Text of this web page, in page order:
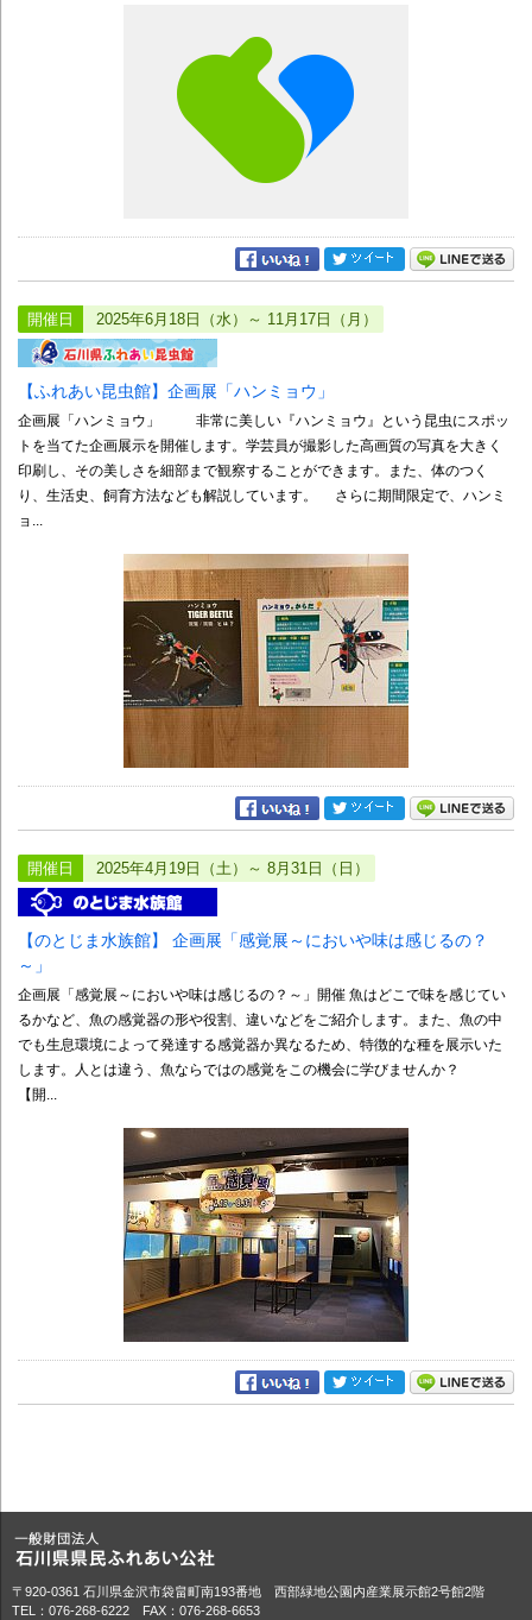
開催日 2025年6月18日（水）～ 11月17日（月）
【ふれあい昆虫館】企画展「ハンミョウ」
企画展「ハンミョウ」 非常に美しい『ハンミョウ』という昆虫にスポッ
トを当てた企画展示を開催します。学芸員が撮影した高画質の写真を大きく
印刷し、その美しさを細部まで観察することができます。また、体のつく
り、生活史、飼育方法なども解説しています。 さらに期間限定で、ハンミ
ョ...
開催日 2025年4月19日（土）～ 8月31日（日）
【のとじま水族館】 企画展「感覚展～においや味は感じるの？
～」
企画展「感覚展～においや味は感じるの？～」開催 魚はどこで味を感じてい
るかなど、魚の感覚器の形や役割、違いなどをご紹介します。また、魚の中
でも生息環境によって発達する感覚器か異なるため、特徴的な種を展示いた
します。人とは違う、魚ならではの感覚をこの機会に学びませんか？
【開...
〒920-0361 石川県金沢市袋畠町南193番地 西部緑地公園内産業展示館2号館2階
TEL：076-268-6222 FAX：076-268-6653